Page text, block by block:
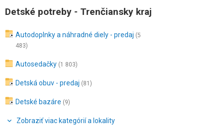
Detské potreby - Trenčiansky kraj
Autodoplnky a náhradné diely - predaj (5
483)
Autosedačky (1 803)
Detská obuv - predaj (81)
Detské bazáre (9)
Zobraziť viac kategórií a lokality